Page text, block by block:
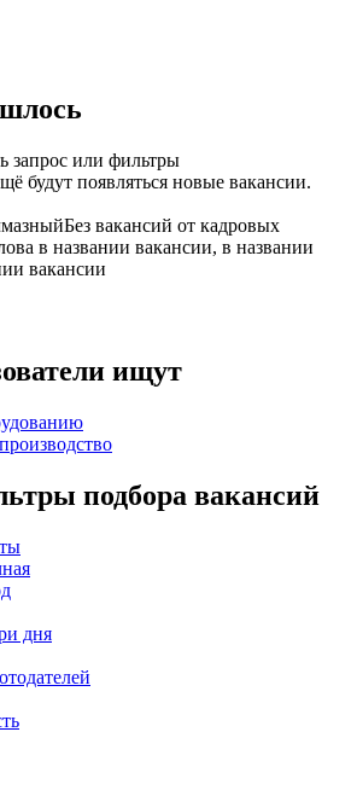
запрос или фильтры
будут появляться новые вакансии.
Без вакансий от кадровых
в названии вакансии, в названии
вакансии
ищут
подбора вакансий
дня